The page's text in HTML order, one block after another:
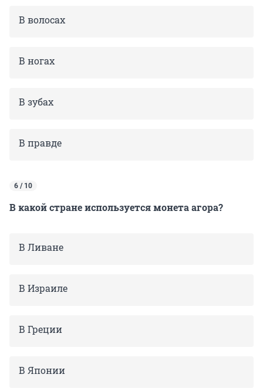
В волосах
В ногах
В зубах
В правде
6 / 10
В какой стране используется монета агора?
В Ливане
В Израиле
В Греции
В Японии